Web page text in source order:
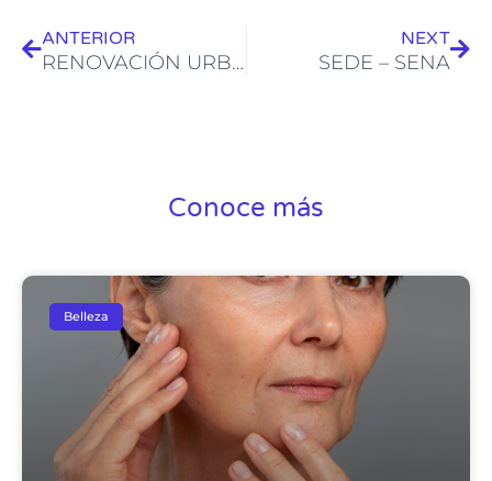
ANTERIOR
RENOVACIÓN URBANA
NEXT
SEDE – SENA
Conoce más
Belleza